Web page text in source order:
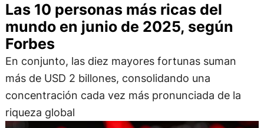
Las 10 personas más ricas del
mundo en junio de 2025, según
Forbes
En conjunto, las diez mayores fortunas suman
más de USD 2 billones, consolidando una
concentración cada vez más pronunciada de la
riqueza global